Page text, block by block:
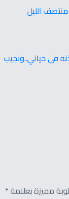
فى حياتي..ونجيب
مميزة بعلامة *